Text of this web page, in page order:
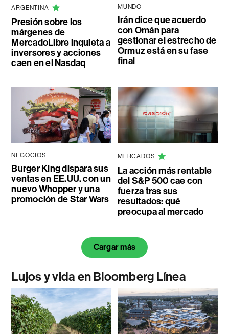
ARGENTINA
Presión sobre los
márgenes de
MercadoLibre inquieta a
inversores y acciones
caen en el Nasdaq
MUNDO
Irán dice que acuerdo
con Omán para
gestionar el estrecho de
Ormuz está en su fase
final
NEGOCIOS
Burger King dispara sus
ventas en EE.UU. con un
nuevo Whopper y una
promoción de Star Wars
MERCADOS
La acción más rentable
del S&P 500 cae con
fuerza tras sus
resultados: qué
preocupa al mercado
Cargar más
Lujos y vida en Bloomberg Línea